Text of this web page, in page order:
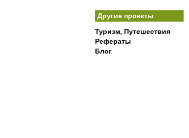
Другие проекты
Туризм, Путешествия
Рефераты
Блог